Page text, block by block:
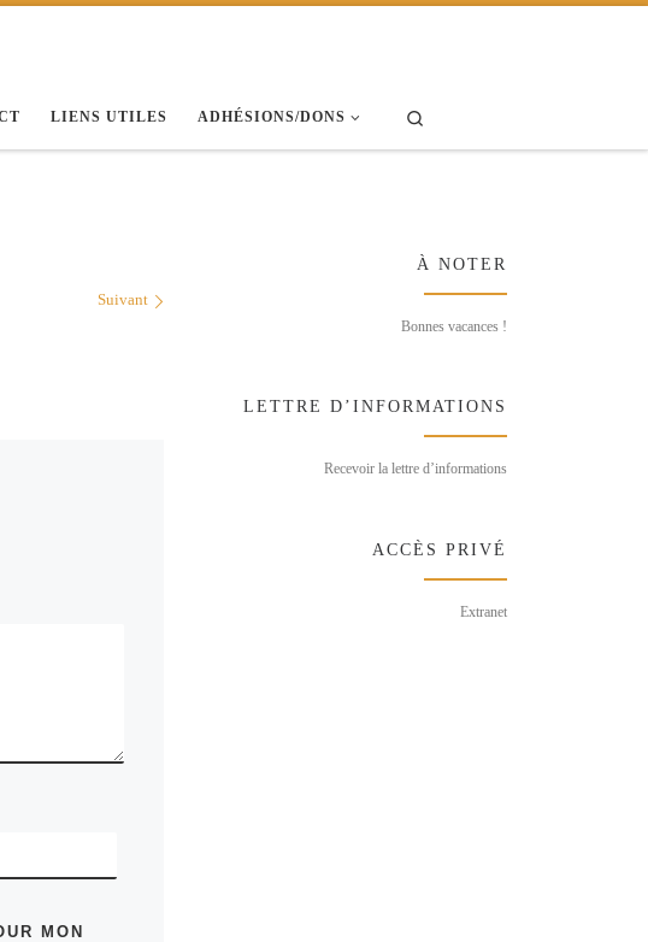
LIENS UTILES ADHÉSIONS/DONS
Suivant
MON
À NOTER
Bonnes vacances !
LETTRE D’INFORMATIONS
Recevoir la lettre d’informations
ACCÈS PRIVÉ
Extranet